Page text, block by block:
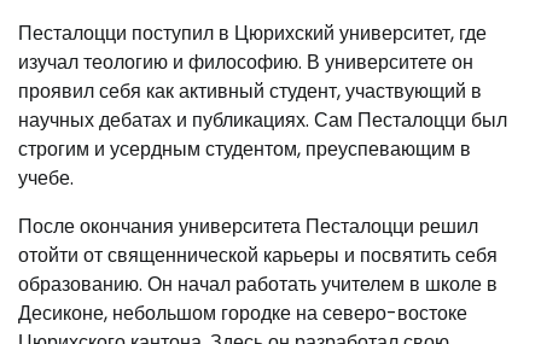
Песталоцци поступил в Цюрихский университет, где
изучал теологию и философию. В университете он
проявил себя как активный студент, участвующий в
научных дебатах и публикациях. Сам Песталоцци был
строгим и усердным студентом, преуспевающим в
учебе.
После окончания университета Песталоцци решил
отойти от священнической карьеры и посвятить себя
образованию. Он начал работать учителем в школе в
Десиконе, небольшом городке на северо-востоке